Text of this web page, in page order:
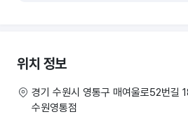
위치 정보
경기 수원시 영통구 매여울로52번길
수원영통점